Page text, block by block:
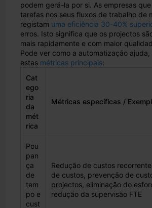
podem gerá-la por si. As empresas
tarefas nos seus fluxos de trabalho de
registam uma eficiência 30-40%
erros. Isto significa que os projectos
mais rapidamente e com maior
Pode ver como a automatização ajuda,
estas métricas principais:
Cat
ego
ria
da
mét
rica
Métricas específicas /
Pou
pan
ça
de
tem
po e
cust
Redução de custos
de custos, prevenção de
projectos, eliminação do
redução da supervisão FTE